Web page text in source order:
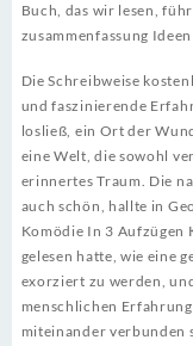
Buch, das wir lesen,
zusammenfassung
Die Schreibweise
und faszinierende
losließ, ein Ort der
eine Welt, die sowohl
erinnertes Traum. Die
auch schön, hallte in
Komödie In 3 Aufzügen
gelesen hatte, wie eine
exorziert zu werden,
menschlichen
miteinander verbunden